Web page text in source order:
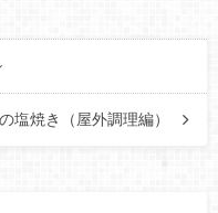
塩焼き（屋外調理編）